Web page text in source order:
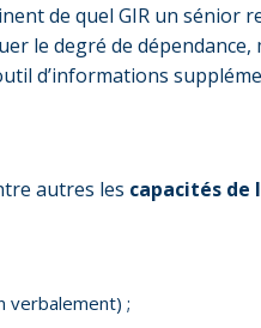
de quel GIR un sénior
le degré de dépendance,
d’informations
autres les capacités de
verbalement) ;